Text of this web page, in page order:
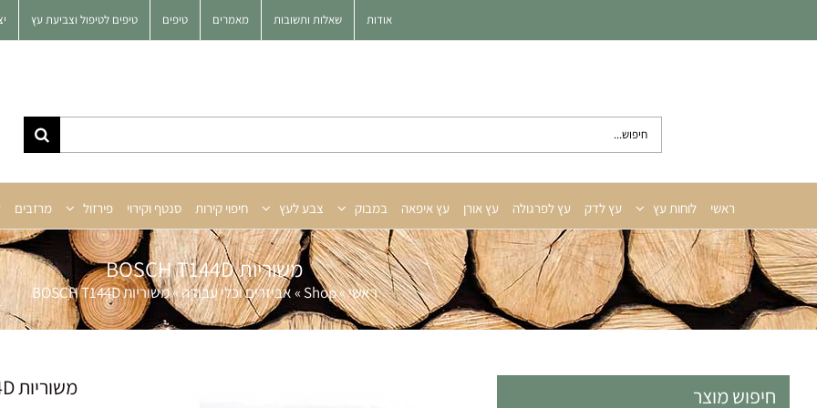
אודות שאלות ותשובות מאמרים טיפים טיפים לטיפול וצביעת עץ
חיפוש...
ראשי לוחות עץ עץ לדק עץ לפרגולה עץ אורן עץ איפאה במבוק צבע לעץ חיפוי קירות סנטף וקירוי פירזול מרזבים
משוריות BOSCH T144D
ראשי»
Shop
»אביזרים וכלי עבודה»משוריות BOSCH T144D
משוריות BOSCH T144D חיפוש מוצר